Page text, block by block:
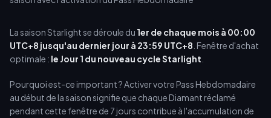
La saison Starlight se déroule du 1er de chaque mois à 00:00
UTC+8 jusqu'au dernier jour à 23:59 UTC+8 . Fenêtre d'achat
optimale : le Jour 1 du nouveau cycle Starlight
Pourquoi est-ce important ? Activer votre Pass Hebdomadaire
au début de la saison signifie que chaque Diamant réclamé
pendant cette fenêtre de 7 jours contribue à l'accumulation de